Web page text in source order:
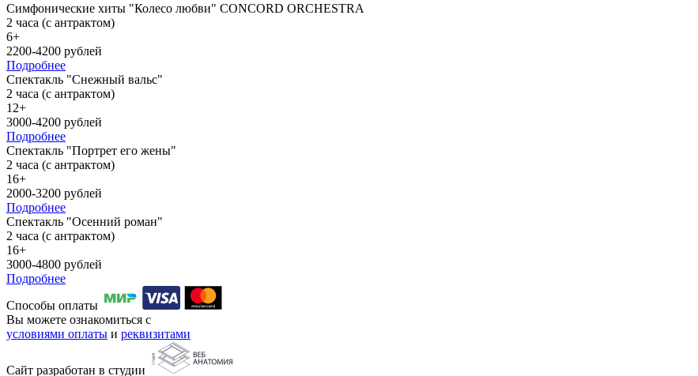
Симфонические хиты "Колесо любви" CONCORD ORCHESTRA
2 часа (с антрактом)
6+
2200-4200 рублей
Подробнее
Спектакль "Снежный вальс"
2 часа (с антрактом)
12+
3000-4200 рублей
Подробнее
Спектакль "Портрет его жены"
2 часа (с антрактом)
16+
2000-3200 рублей
Подробнее
Спектакль "Осенний роман"
2 часа (с антрактом)
16+
3000-4800 рублей
Подробнее
Способы оплаты
Вы можете ознакомиться с
условиями оплаты и реквизитами
Сайт разработан в студии